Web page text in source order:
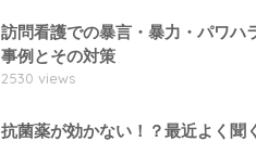
訪問看護での暴言・暴力・パワハ
事例とその対策
2530 views
抗菌薬が効かない！？最近よく聞